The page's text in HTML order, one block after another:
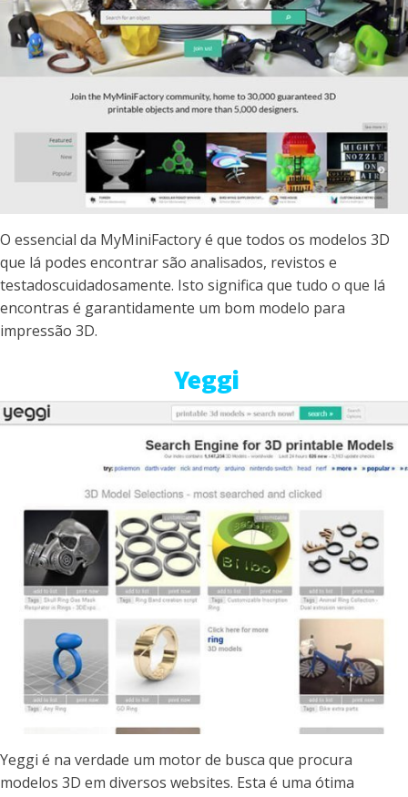
O essencial da MyMiniFactory é que todos os modelos 3D
que lá podes encontrar são analisados, revistos e
testadoscuidadosamente. Isto significa que tudo o que lá
encontras é garantidamente um bom modelo para
impressão 3D.
Yeggi
Yeggi é na verdade um motor de busca que procura
modelos 3D em diversos websites. Esta é uma ótima